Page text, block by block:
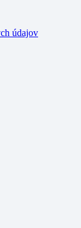
údajov